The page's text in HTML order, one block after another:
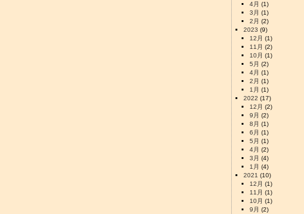
4月 (1)
3月 (1)
2月 (2)
2023 (9)
12月 (1)
11月 (2)
10月 (1)
5月 (2)
4月 (1)
2月 (1)
1月 (1)
2022 (17)
12月 (2)
9月 (2)
8月 (1)
6月 (1)
5月 (1)
4月 (2)
3月 (4)
1月 (4)
2021 (10)
12月 (1)
11月 (1)
10月 (1)
9月 (2)